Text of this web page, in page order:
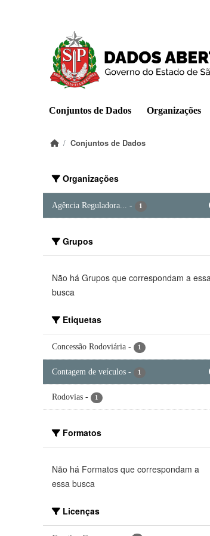
Conjuntos de Dados Organizações
Conjuntos de Dados
Organizações
Agência Reguladora... - 1
Grupos
Não há Grupos que correspondam a essa
busca
Etiquetas
Concessão Rodoviária - 1
Contagem de veículos - 1
Rodovias - 1
Formatos
Não há Formatos que correspondam a
essa busca
Licenças